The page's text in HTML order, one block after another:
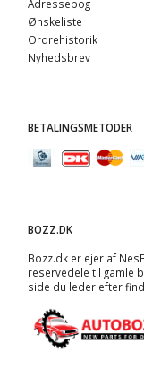
Adressebog
Ønskeliste
Ordrehistorik
Nyhedsbrev
BETALINGSMETODER
BOZZ.DK
Bozz.dk er ejer af
reservedele til gamle
side du leder efter